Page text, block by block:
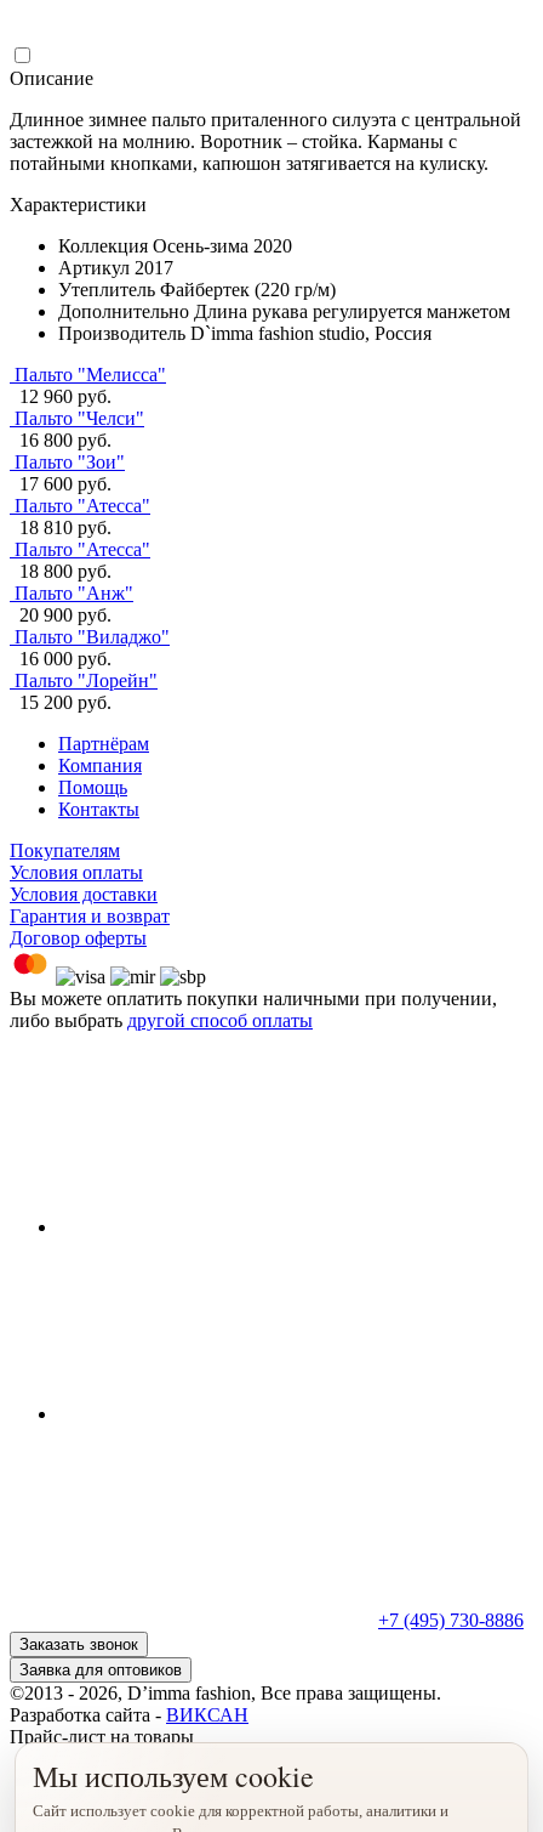
Описание
Длинное зимнее пальто приталенного силуэта с центральной
застежкой на молнию. Воротник – стойка. Карманы с
потайными кнопками, капюшон затягивается на кулиску.
Характеристики
Коллекция Осень-зима 2020
Артикул 2017
Утеплитель Файбертек (220 гр/м)
Дополнительно Длина рукава регулируется манжетом
Производитель D`imma fashion studio, Россия
Пальто "Мелисса"
12 960 руб.
Пальто "Челси"
16 800 руб.
Пальто "Зои"
17 600 руб.
Пальто "Атесса"
18 810 руб.
Пальто "Атесса"
18 800 руб.
Пальто "Анж"
20 900 руб.
Пальто "Виладжо"
16 000 руб.
Пальто "Лорейн"
15 200 руб.
Партнёрам
Компания
Помощь
Контакты
Покупателям
Условия оплаты
Условия доставки
Гарантия и возврат
Договор оферты
Вы можете оплатить покупки наличными при получении,
либо выбрать другой способ оплаты
+7 (495) 730-8886
Заказать звонок
Заявка для оптовиков
©2013 - 2026, D’imma fashion, Все права защищены.
Разработка сайта - ВИКСАН
Прайс-лист на товары
Мы используем cookie
Сайт использует cookie для корректной работы, аналитики и